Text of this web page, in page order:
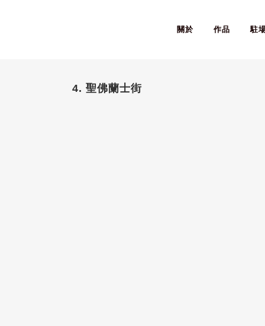
關於 作品 駐
4. 聖佛蘭士街